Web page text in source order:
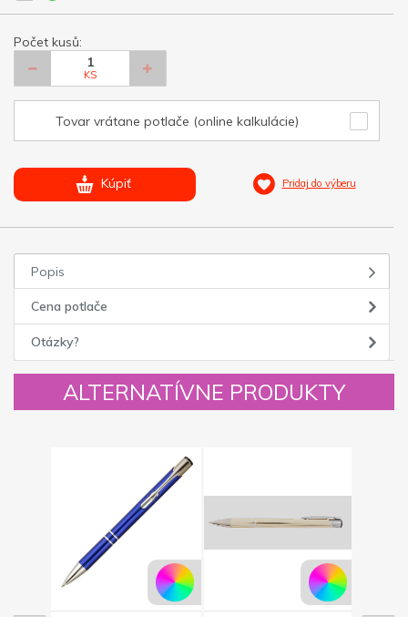
Počet kusů:
KS
Tovar vrátane potlače (online kalkulácie)
Kúpiť Pridaj do výberu
Popis
Cena potlače
Otázky?
ALTERNATÍVNE PRODUKTY